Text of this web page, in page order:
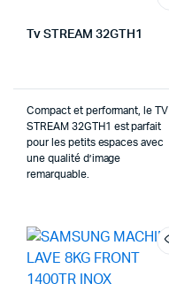
Tv STREAM 32GTH1
Compact et performant, le TV
STREAM 32GTH1 est parfait
pour les petits espaces avec
une qualité d’image
remarquable.